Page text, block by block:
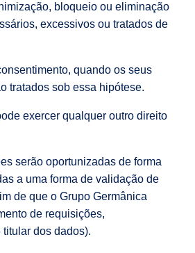
bloqueio ou eliminação
excessivos ou tratados de
quando os seus
tratados sob essa hipótese.
exercer qualquer outro direito
serão oportunizadas de forma
a uma forma de validação de
de que o Grupo Germânica
de requisições,
dos dados).